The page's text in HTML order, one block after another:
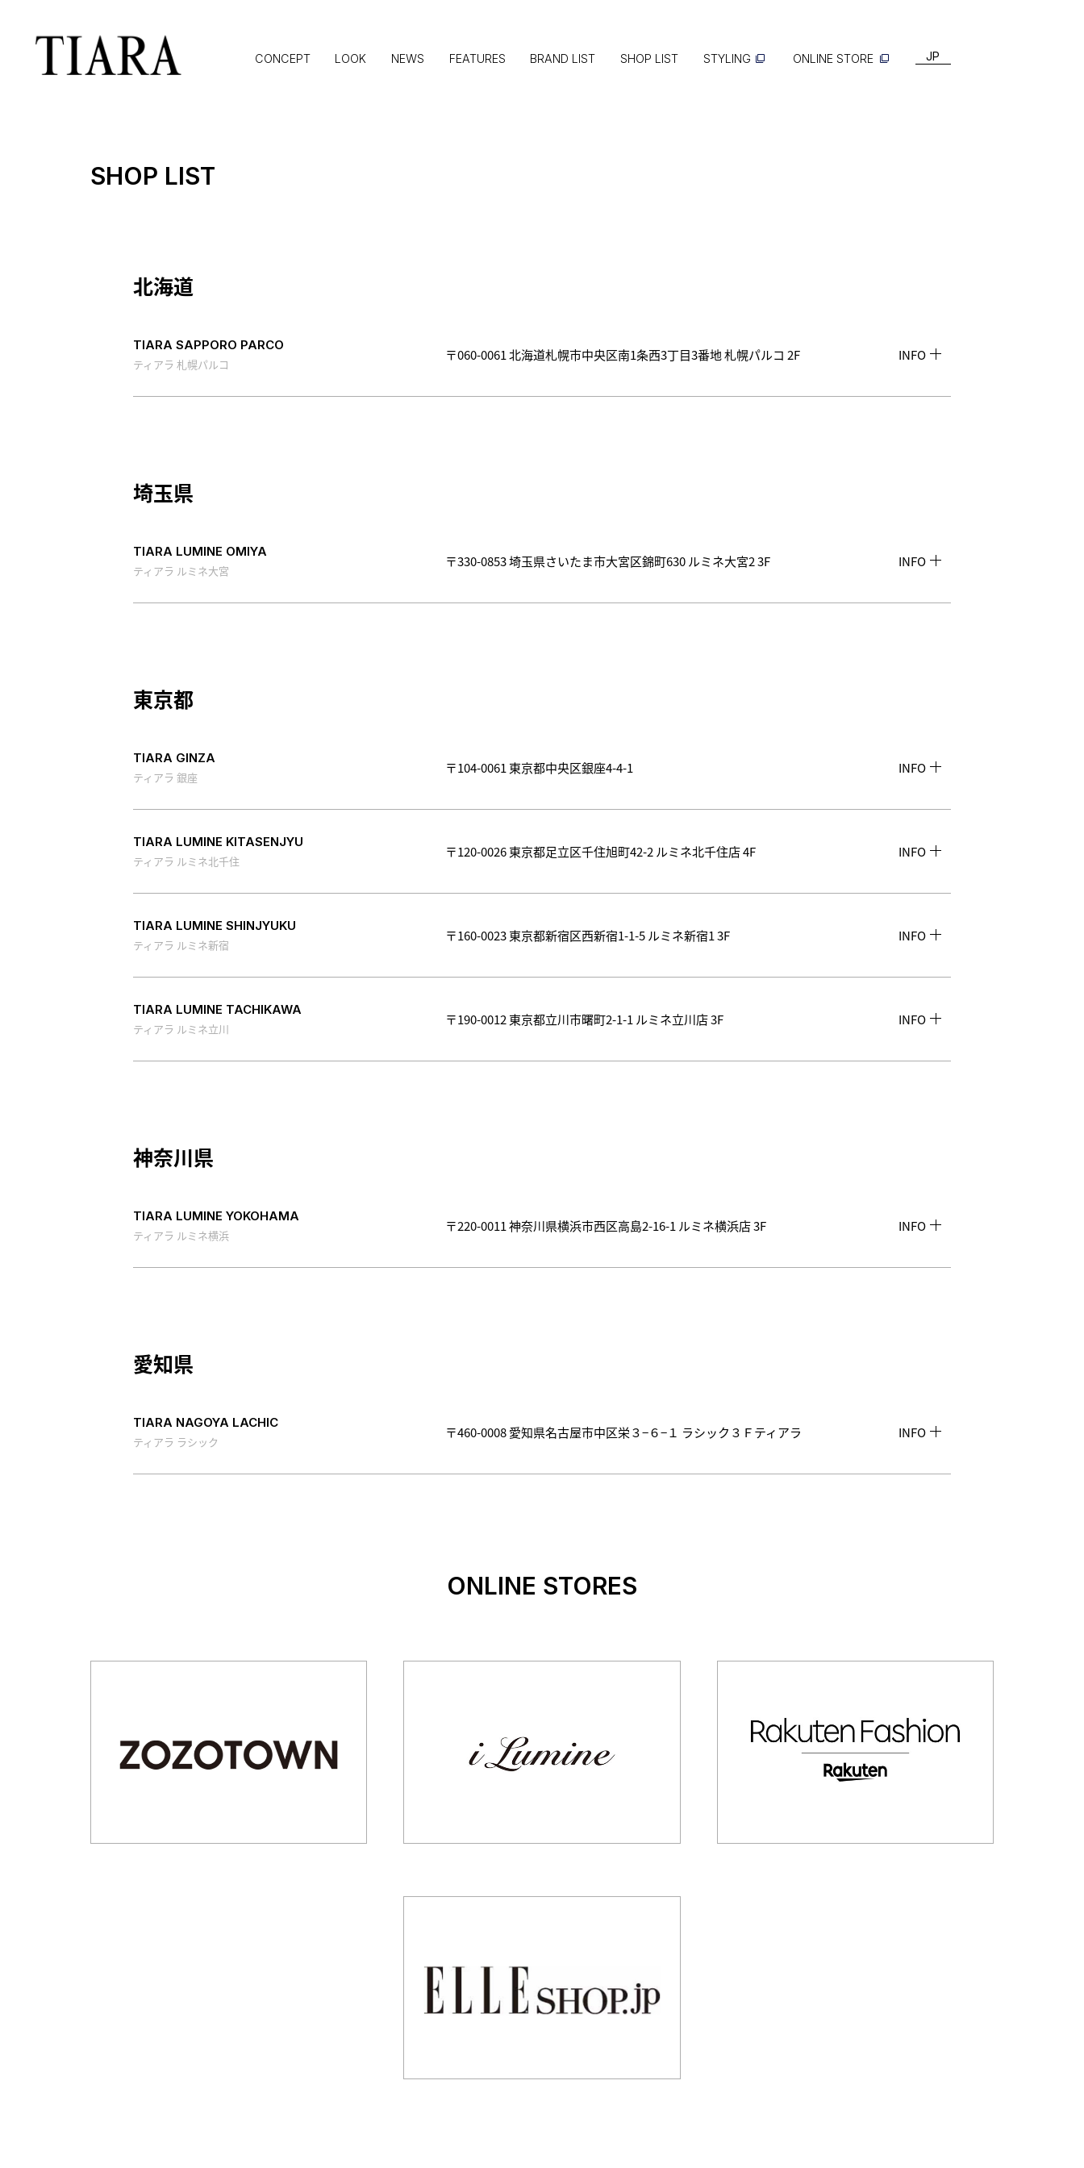
CONCEPT LOOK NEWS FEATURES BRAND LIST SHOP LIST STYLING ONLINE STORE JP
SHOP LIST
北海道
TIARA SAPPORO PARCO
ティアラ 札幌パルコ
〒060-0061 北海道札幌市中央区南1条西3丁目3番地 札幌パルコ 2F INFO
埼玉県
TIARA LUMINE OMIYA
ティアラ ルミネ大宮
〒330-0853 埼玉県さいたま市大宮区錦町630 ルミネ大宮2 3F INFO
東京都
TIARA GINZA
ティアラ 銀座
〒104-0061 東京都中央区銀座4-4-1 INFO
TIARA LUMINE KITASENJYU
ティアラ ルミネ北千住
〒120-0026 東京都足立区千住旭町42-2 ルミネ北千住店 4F INFO
TIARA LUMINE SHINJYUKU
ティアラ ルミネ新宿
〒160-0023 東京都新宿区西新宿1-1-5 ルミネ新宿1 3F INFO
TIARA LUMINE TACHIKAWA
ティアラ ルミネ立川
〒190-0012 東京都立川市曙町2-1-1 ルミネ立川店 3F INFO
神奈川県
TIARA LUMINE YOKOHAMA
ティアラ ルミネ横浜
〒220-0011 神奈川県横浜市西区高島2-16-1 ルミネ横浜店 3F INFO
愛知県
TIARA NAGOYA LACHIC
ティアラ ラシック
〒460-0008 愛知県名古屋市中区栄３−６−１ ラシック３Ｆティアラ INFO
ONLINE STORES